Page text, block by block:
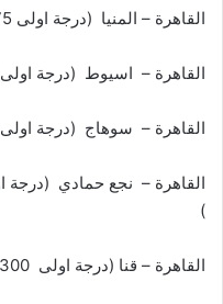
القاهرة – المنيا (درجة اولى 175 جنيه – درجة ثانية 130 جنيه )
القاهرة – اسيوط (درجة اولى 220 جنيه – درجة ثانية 155 جنيه )
القاهرة – سوهاج (درجة اولى 250 جنيه – درجة ثانية 175 جنيه )
)
القاهرة – قنا (درجة اولى 300 جنيه – درجة ثانية 200 جنيه )